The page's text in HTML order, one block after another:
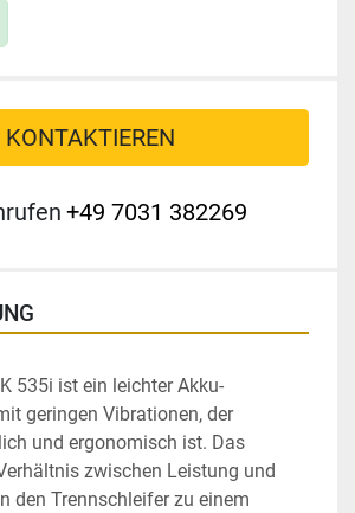
KONTAKTIEREN
+49 7031 382269
535i ist ein leichter Akku-
geringen Vibrationen, der
und ergonomisch ist. Das
zwischen Leistung und
den Trennschleifer zu einem